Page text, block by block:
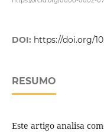
DOI: https://doi.org/
RESUMO
Este artigo analisa